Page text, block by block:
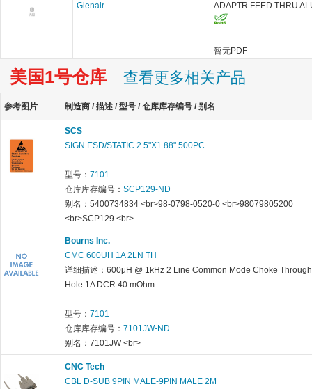
Glenair
ADAPTR FEED THRU
暂无PDF
美国1号仓库 查看更多相关产品
参考图片 制造商 / 描述 / 型号 / 仓库库存编号 / 别名
SCS
SIGN ESD/STATIC 2.5"X1.88" 500PC
型号： 7101
仓库库存编号： SCP129-ND
别名：5400734834 <br>98-0798-0520-0 <br>98079805200
<br>SCP129 <br>
Bourns Inc.
CMC 600UH 1A 2LN TH
详细描述：600μH @ 1kHz 2 Line Common Mode Choke Through
Hole 1A DCR 40 mOhm
型号： 7101
仓库库存编号： 7101JW-ND
别名：7101JW <br>
CNC Tech
CBL D-SUB 9PIN MALE-9PIN MALE 2M